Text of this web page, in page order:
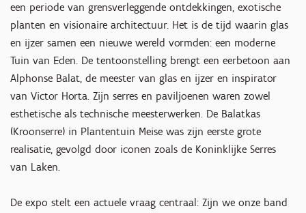
een periode van grensverleggende ontdekkingen, exotische
planten en visionaire architectuur. Het is de tijd waarin glas
en ijzer samen een nieuwe wereld vormden: een moderne
Tuin van Eden. De tentoonstelling brengt een eerbetoon aan
Alphonse Balat, de meester van glas en ijzer en inspirator
van Victor Horta. Zijn serres en paviljoenen waren zowel
esthetische als technische meesterwerken. De Balatkas
(Kroonserre) in Plantentuin Meise was zijn eerste grote
realisatie, gevolgd door iconen zoals de Koninklijke Serres
van Laken.
De expo stelt een actuele vraag centraal: Zijn we onze band